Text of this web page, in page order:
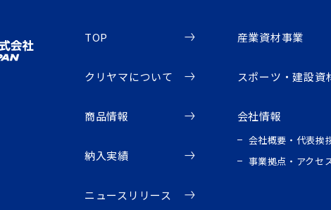
TOP
クリヤマについて
商品情報
納入実績
ニュースリリース
産業資材事業
スポーツ・建設資
会社情報
会社概要・代表挨
事業拠点・アクセ